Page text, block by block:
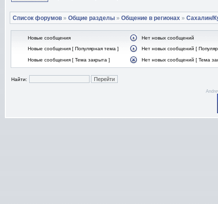
Список форумов » Общие разделы » Общение в регионах » Сахалин/
Новые сообщения
Нет новых сообщений
Новые сообщения [ Популярная тема ]
Нет новых сообщений [
Новые сообщения [ Тема закрыта ] Нет новых сообщений [ Тема
Найти: